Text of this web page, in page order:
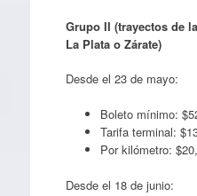
Grupo II (trayectos de
La Plata o Zárate)
Desde el 23 de mayo:
Boleto mínimo:
Tarifa terminal:
Por kilómetro:
Desde el 18 de junio: